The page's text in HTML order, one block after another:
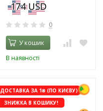
0
У кошик
В наявності
ДОСТАВКА ЗА 1₴ (ПО КИЄВУ)
ЗНИЖКА В КОШИКУ!